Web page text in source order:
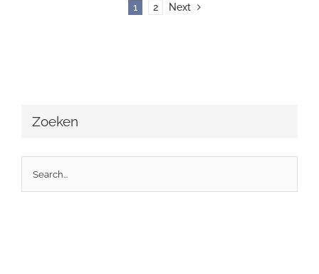
1 2 Next
Zoeken